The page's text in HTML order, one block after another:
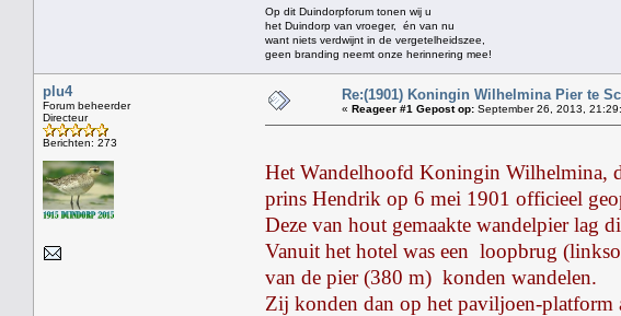
Op dit Duindorpforum tonen wij u
het Duindorp van vroeger, én van nu
want niets verdwijnt in de vergetelheidszee,
geen branding neemt onze herinnering mee!
plu4
Forum beheerder
Directeur
Berichten: 273
Re:(1901) Koningin Wilhelmina Pier te
« Reageer #1 Gepost op: September 26, 2013,
Het Wandelhoofd Koningin Wilhelmina,
prins Hendrik op 6 mei 1901 officieel
Deze van hout gemaakte wandelpier lag
Vanuit het hotel was een loopbrug
van de pier (380 m) konden wandelen.
Zij konden dan op het paviljoen-platform